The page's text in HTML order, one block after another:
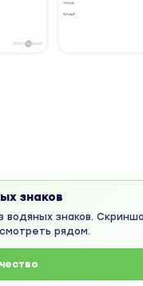
знаков
водяных знаков.
рядом.